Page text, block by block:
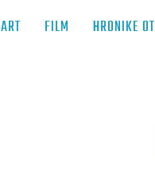
ART FILM HRONIKE